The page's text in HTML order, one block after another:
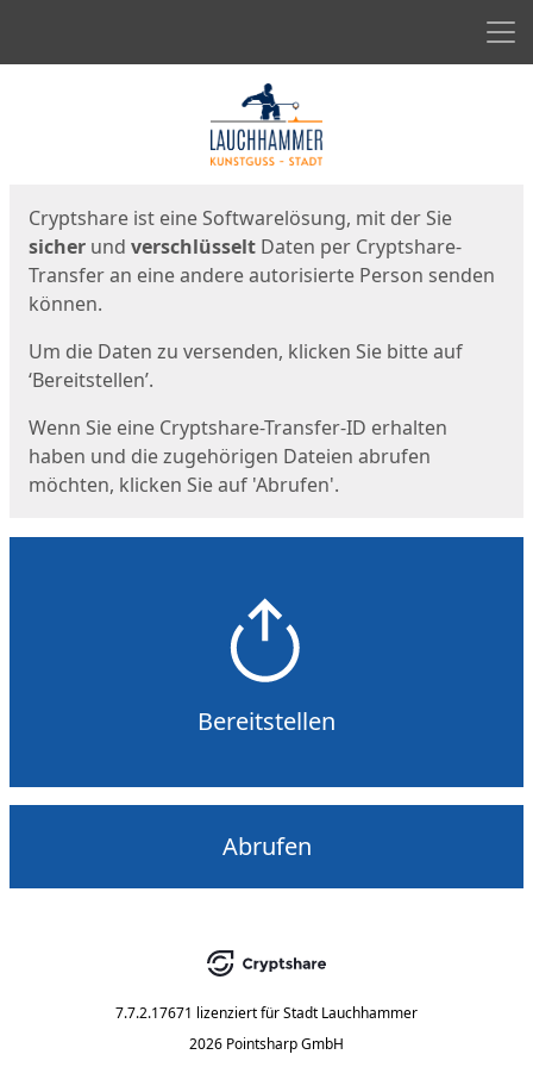
Cryptshare ist eine Softwarelösung, mit der Sie
sicher und verschlüsselt Daten per Cryptshare-
Transfer an eine andere autorisierte Person senden
können.
Um die Daten zu versenden, klicken Sie bitte auf
‘Bereitstellen’.
Wenn Sie eine Cryptshare-Transfer-ID erhalten
haben und die zugehörigen Dateien abrufen
möchten, klicken Sie auf 'Abrufen'.
Bereitstellen
Abrufen
7.7.2.17671 lizenziert fürStadt Lauchhammer
2026 Pointsharp GmbH